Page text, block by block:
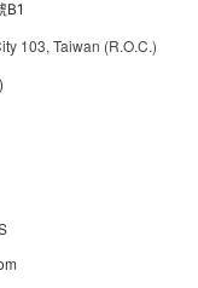
B1
103, Taiwan (R.O.C.)